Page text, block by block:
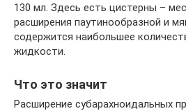
130 мл. Здесь есть цистерны –
расширения паутинообразной и
содержится наибольшее
жидкости.
Что это значит
Расширение субарахноидальных